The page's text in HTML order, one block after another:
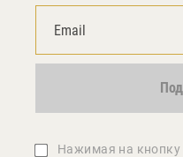
Нажимая на кнопку